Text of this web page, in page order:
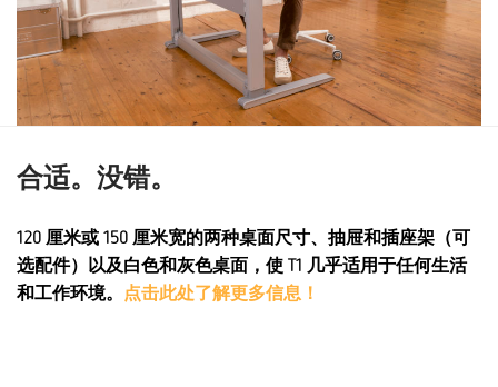
合适。没错。
120 厘米或 150 厘米宽的两种桌面尺寸、抽屉和插座架（可
选配件）以及白色和灰色桌面，使 T1 几乎适用于任何生活
和工作环境。 点击此处了解更多信息！